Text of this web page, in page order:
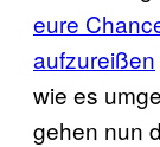
eure
aufzureißen
wie es
gehen nun